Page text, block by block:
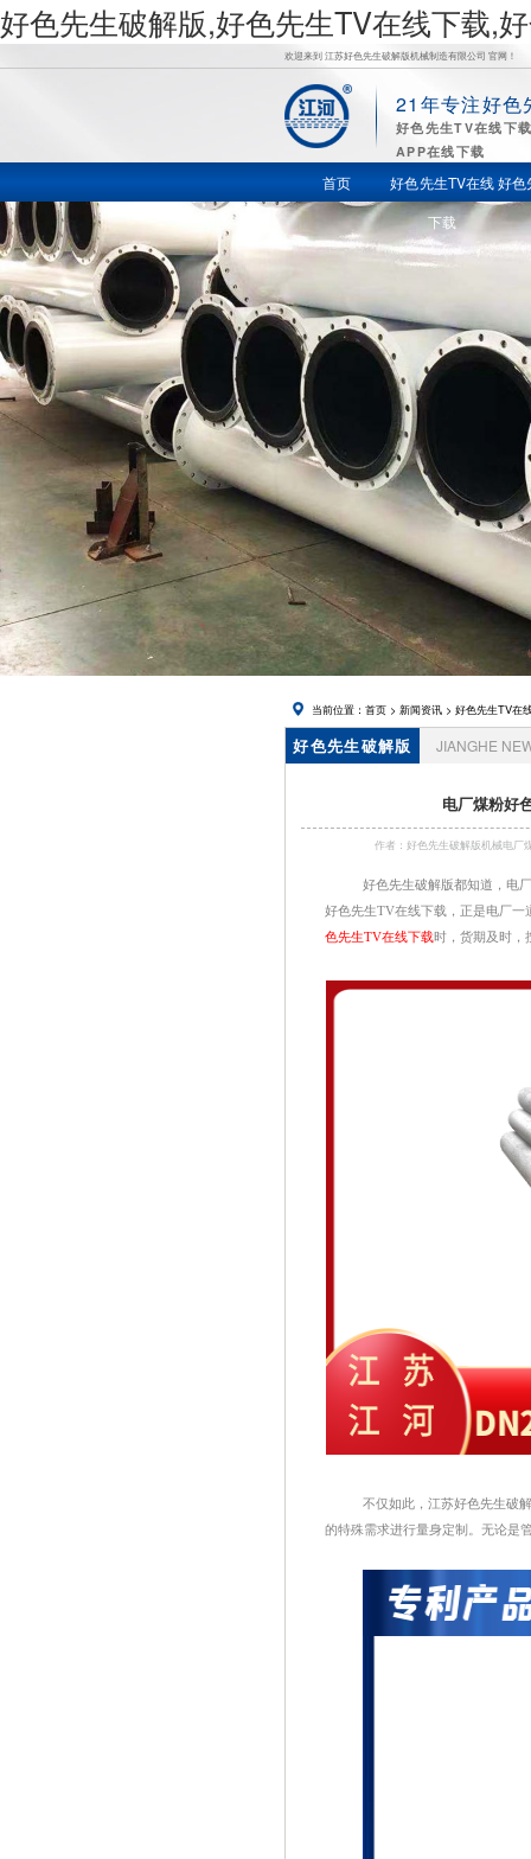
好色先生破解版,好色先生TV在线下载,
欢迎来到 江苏好色先生破解版机械制造有限公司 官网！
色先生TV
在线下载,
好色先生
苹果下载,
好色先生
视频APP
在线下载,
锅炉风帽
21年专注好色
好色先生TV在线下
APP在线下载
首页
好色先生TV在线
下载
好色
当前位置： 首页> 新闻资讯> 好色先生TV在
好色先生破解版
JIANGHE
电厂煤粉好
作者：好色先生破解版机械电
好色先生破解版都知道，电
好色先生TV在线下载，正是电厂一
色先生TV在线下载时，货期及时
不仅如此，江苏好色先生
的特殊需求进行量身定制。无论是